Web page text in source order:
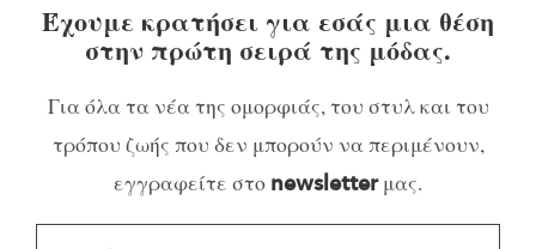
Έχουμε κρατήσει για εσάς μια θέση
στην πρώτη σειρά της μόδας.
Για όλα τα νέα της ομορφιάς, του στυλ και του
τρόπου ζωής που δεν μπορούν να περιμένουν,
εγγραφείτε στο newsletterμας.